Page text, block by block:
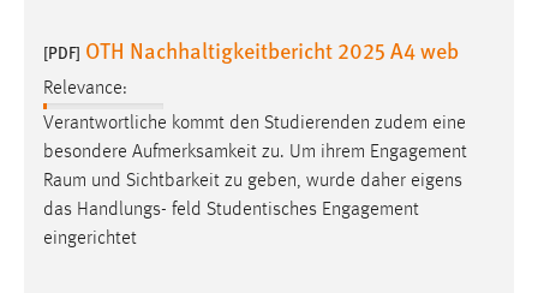
[PDF] OTH Nachhaltigkeitbericht 2025 A4 web
Relevance:
Verantwortliche kommt den Studierenden zudem eine
besondere Aufmerksamkeit zu. Um ihrem Engagement
Raum und Sichtbarkeit zu geben, wurde daher eigens
das Handlungs- feld Studentisches Engagement
eingerichtet